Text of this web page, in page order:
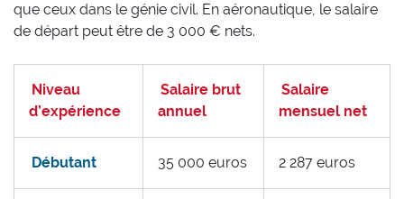
que ceux dans le génie civil. En aéronautique, le salaire
de départ peut être de 3 000 € nets.
Niveau
d’expérience
Salaire brut
annuel
Salaire
mensuel net
Débutant 35 000 euros 2 287 euros